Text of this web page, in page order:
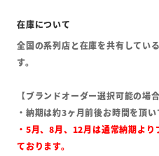
全国の系列店と在庫を共有してい
す。
【ブランドオーダー選択可能の場合
・納期は約3ヶ月前後お時間を頂い
・5月、8月、12月は通常納期よ
ております。